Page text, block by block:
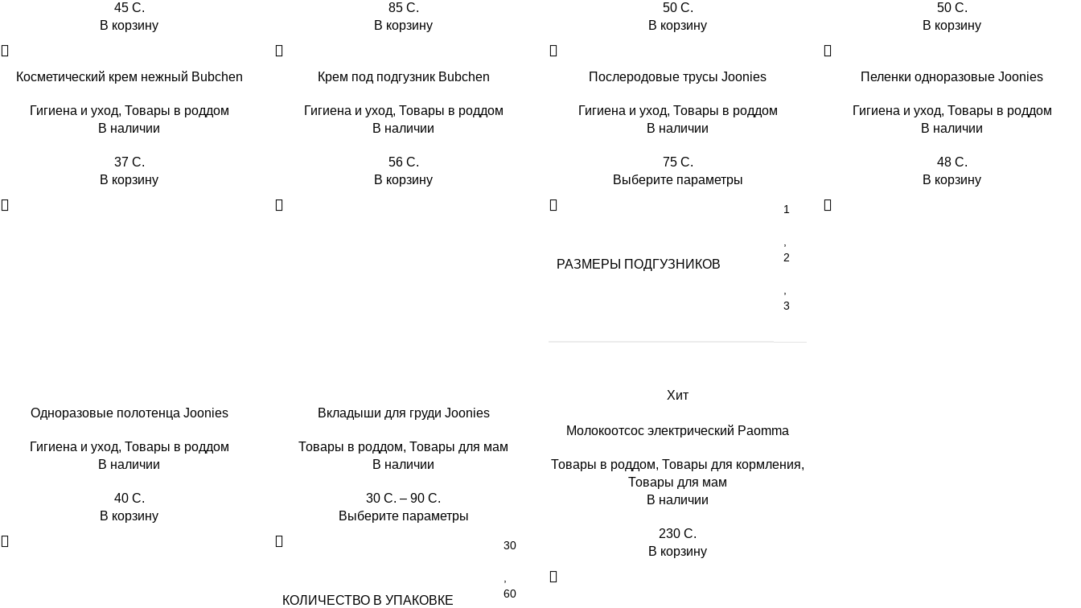
45 C.
В корзину
85 C.
В корзину
50 C.
В корзину
50 C.
В корзину
Косметический крем нежный Bubchen
Гигиена и уход, Товары в роддом
В наличии
37 C.
В корзину
Крем под подгузник Bubchen
Гигиена и уход, Товары в роддом
В наличии
56 C.
В корзину
Послеродовые трусы Joonies
Гигиена и уход, Товары в роддом
В наличии
75 C.
Выберите параметры
РАЗМЕРЫ ПОДГУЗНИКОВ
1
2
3
Пеленки одноразовые Joonies
Гигиена и уход, Товары в роддом
В наличии
48 C.
В корзину
Одноразовые полотенца Joonies
Гигиена и уход, Товары в роддом
В наличии
40 C.
В корзину
Вкладыши для груди Joonies
Товары в роддом, Товары для мам
В наличии
30 C. – 90 C.
Выберите параметры
КОЛИЧЕСТВО В УПАКОВКЕ
30
60
Хит
Молокоотсос электрический Paomma
Товары в роддом, Товары для кормления,
Товары для мам
В наличии
230 C.
В корзину